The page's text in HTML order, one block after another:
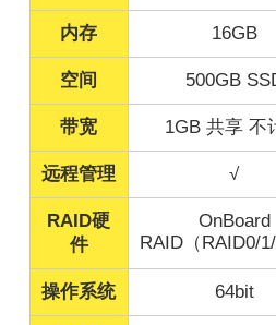
内存 16GB
空间 500GB
带宽 1GB 共享 不
远程管理 √
RAID硬
件
OnBoard
RAID（RAID0/1/
操作系统 64bit